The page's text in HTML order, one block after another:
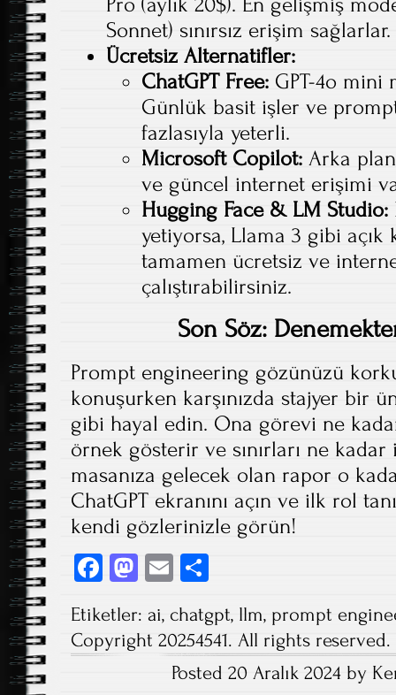
Sonnet) sınırsız erişim sağlarlar.
Ücretsiz Alternatifler:
ChatGPT Free: GPT-4o mini
Günlük basit işler ve
fazlasıyla yeterli.
Microsoft Copilot: Arka
ve güncel internet erişimi
Hugging Face & LM Studio:
yetiyorsa, Llama 3 gibi açık
tamamen ücretsiz ve
çalıştırabilirsiniz.
Son Söz:
Prompt engineering gözünüzü
konuşurken karşınızda stajyer bir
gibi hayal edin. Ona görevi ne
örnek gösterir ve sınırları ne
masanıza gelecek olan rapor o
ChatGPT ekranını açın ve ilk rol
kendi gözlerinizle görün!
Fa
b
o
M
to
d
E
ail re
Etiketler: ai, chatgpt, llm, prompt
Copyright 20254541. All rights reserved.
Posted 20 Aralık 2024 by